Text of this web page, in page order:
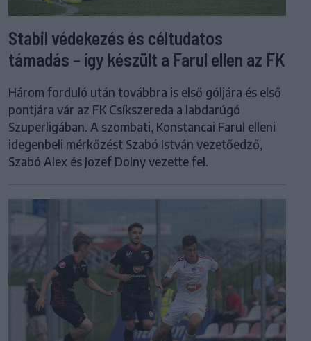
Stabil védekezés és céltudatos
támadás – így készült a Farul ellen az FK
Három forduló után továbbra is első góljára és első
pontjára vár az FK Csíkszereda a labdarúgó
Szuperligában. A szombati, Konstancai Farul elleni
idegenbeli mérkőzést Szabó István vezetőedző,
Szabó Alex és Jozef Dolny vezette fel.